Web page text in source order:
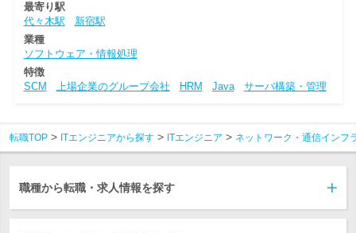
最寄り駅
代々木駅
新宿駅
業種
ソフトウェア・情報処理
特徴
SCM
上場企業のグループ会社 HRM Java サーバ構築・管理
転職TOP ITエンジニアから探す ITエンジニア ネットワーク・通信インフ
職種から転職・求人情報を探す